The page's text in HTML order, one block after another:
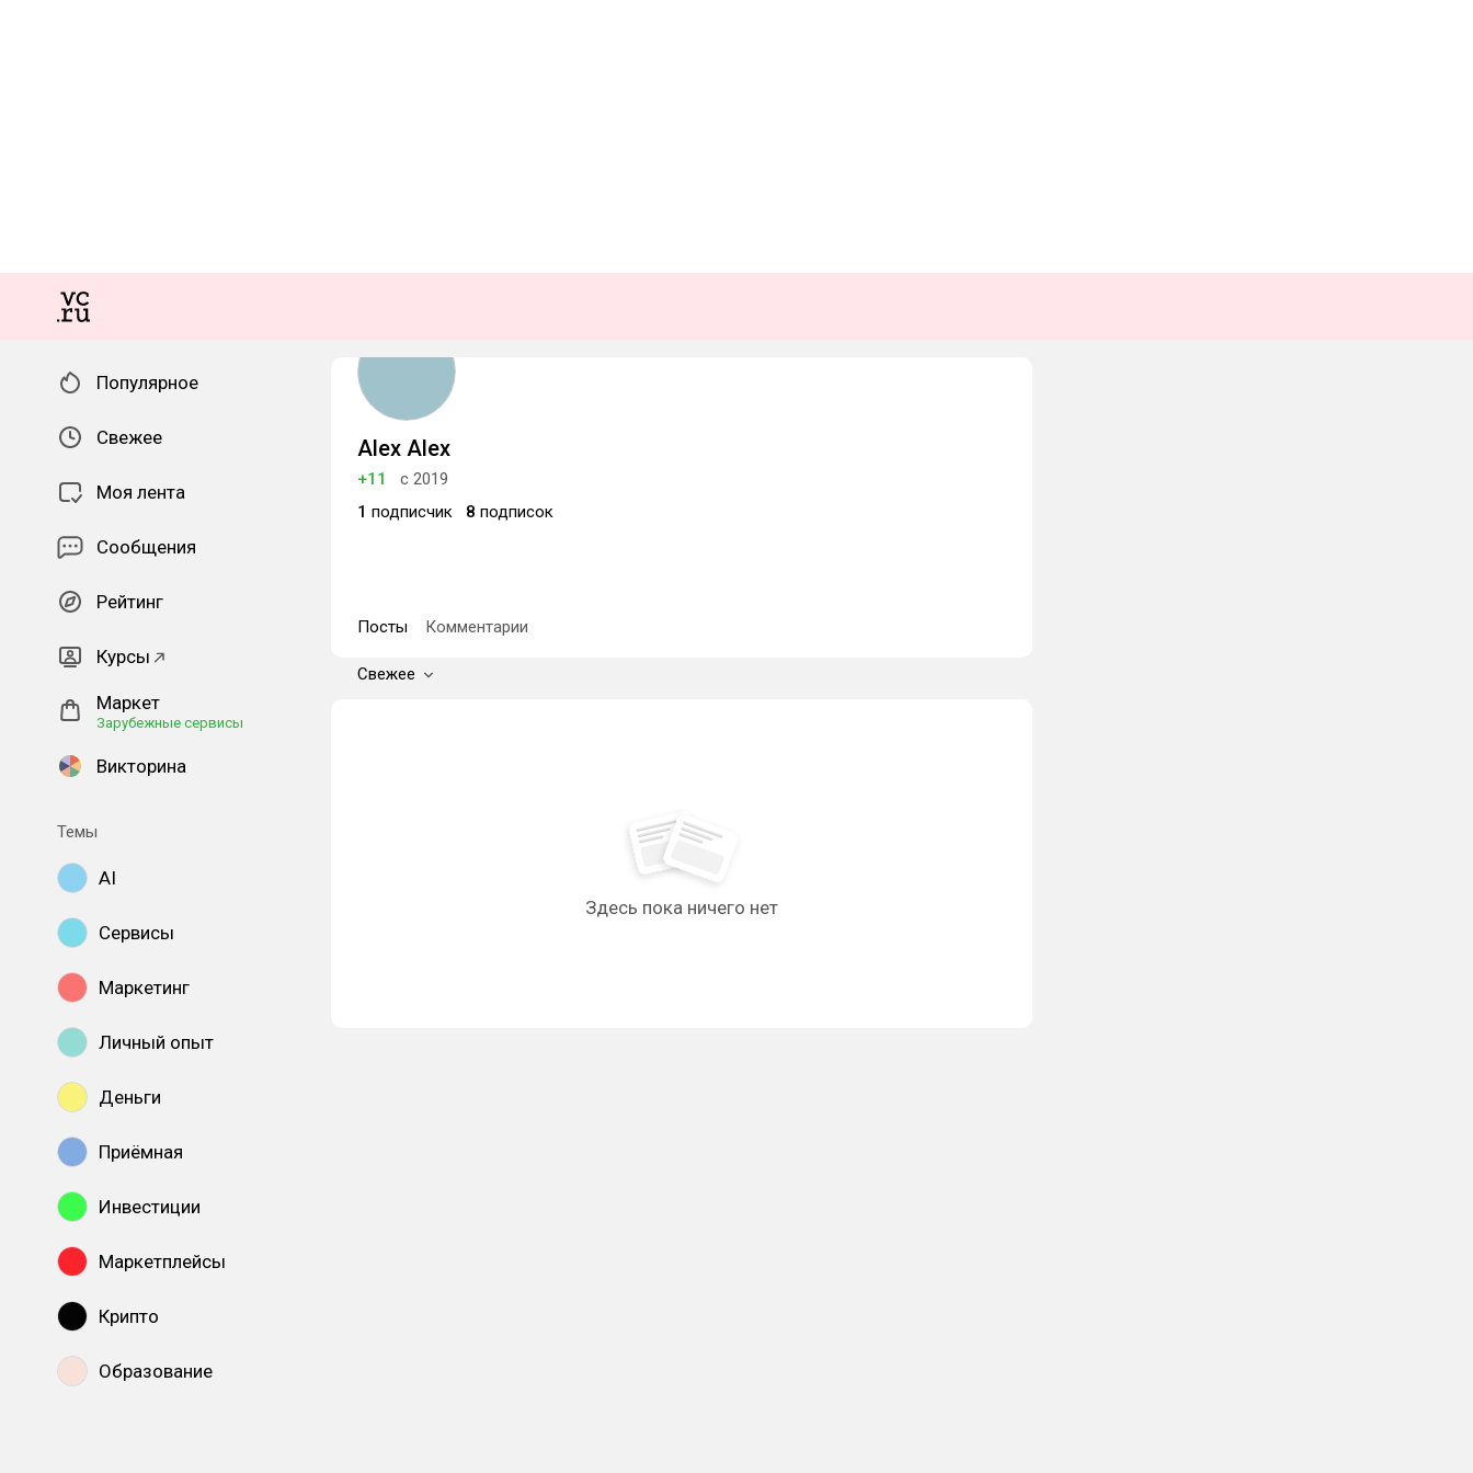
Популярное
Свежее
Моя лента
Сообщения
Рейтинг
Курсы
Маркет
Зарубежные сервисы
Викторина
Темы
AI
Сервисы
Маркетинг
Личный опыт
Деньги
Приёмная
Инвестиции
Маркетплейсы
Крипто
Образование
Alex Alex
+11
с 2019
1 подписчик 8 подписок
Посты Комментарии
Свежее
Здесь пока ничего нет